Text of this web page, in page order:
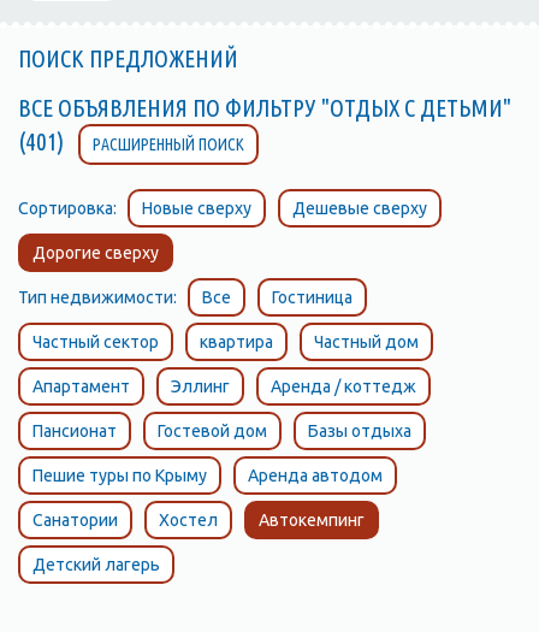
ПОИСК ПРЕДЛОЖЕНИЙ
ВСЕ ОБЪЯВЛЕНИЯ ПО ФИЛЬТРУ "ОТДЫХ С ДЕТЬМИ"
(401)
РАСШИРЕННЫЙ ПОИСК
Сортировка: Новые сверху Дешевые сверху
Дорогие сверху
Тип недвижимости: Все Гостиница
Частный сектор квартира Частный дом
Апартамент Эллинг Аренда / коттедж
Пансионат Гостевой дом Базы отдыха
Пешие туры по Крыму Аренда автодом
Санатории Хостел Автокемпинг
Детский лагерь